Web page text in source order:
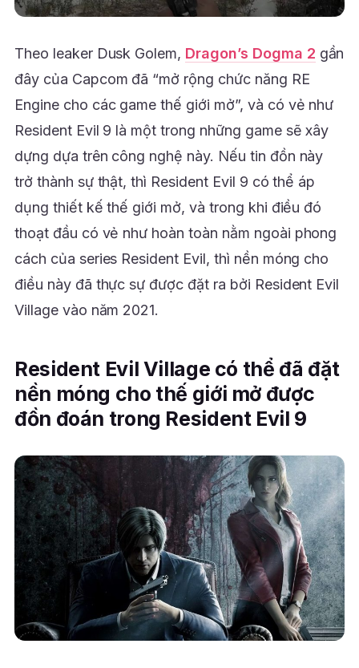
Theo leaker Dusk Golem, Dragon’s Dogma 2 gần
đây của Capcom đã “mở rộng chức năng RE
Engine cho các game thế giới mở”, và có vẻ như
Resident Evil 9 là một trong những game sẽ xây
dựng dựa trên công nghệ này. Nếu tin đồn này
trở thành sự thật, thì Resident Evil 9 có thể áp
dụng thiết kế thế giới mở, và trong khi điều đó
thoạt đầu có vẻ như hoàn toàn nằm ngoài phong
cách của series Resident Evil, thì nền móng cho
điều này đã thực sự được đặt ra bởi Resident Evil
Village vào năm 2021.
Resident Evil Village có thể đã đặt
nền móng cho thế giới mở được
đồn đoán trong Resident Evil 9